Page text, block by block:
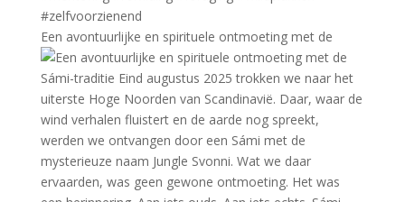
Een avontuurlijke en spirituele ontmoeting met de